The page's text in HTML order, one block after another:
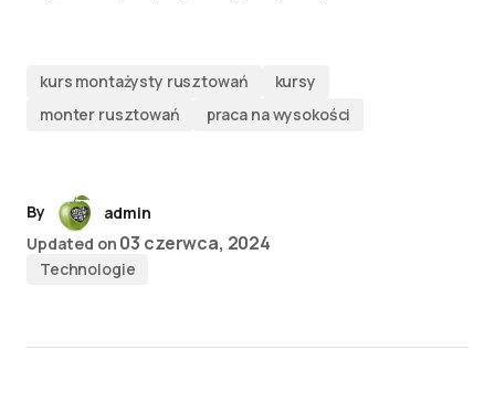
kurs montażysty rusztowań
kursy
monter rusztowań
praca na wysokości
By
admin
Updated on 03 czerwca, 2024
Technologie